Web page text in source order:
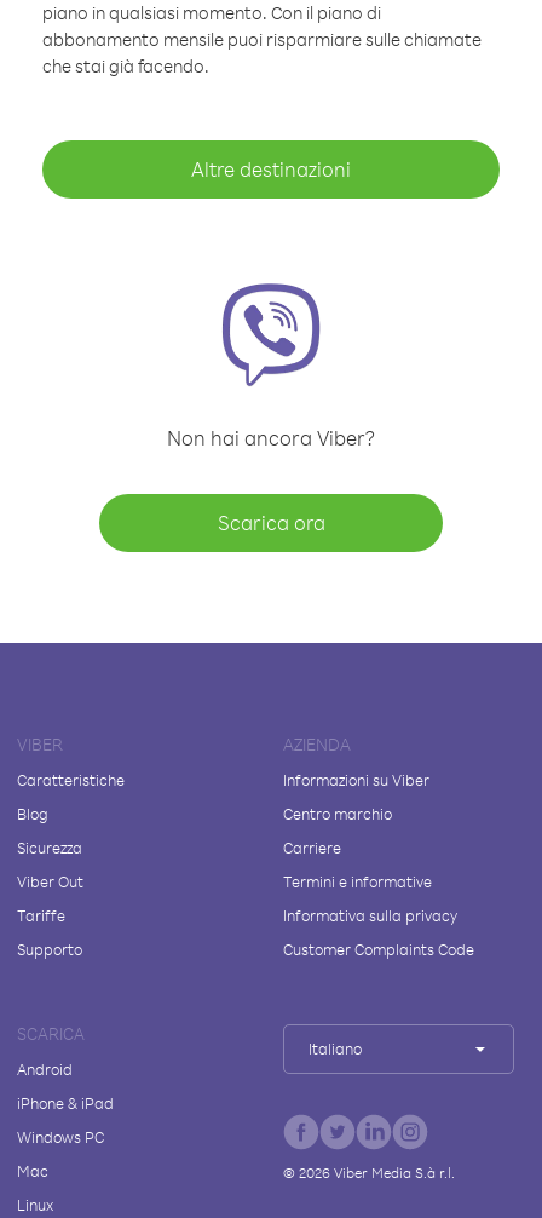
piano in qualsiasi momento. Con il piano di
abbonamento mensile puoi risparmiare sulle chiamate
che stai già facendo.
Altre destinazioni
Non hai ancora Viber?
Scarica ora
VIBER
Caratteristiche
Blog
Sicurezza
Viber Out
Tariffe
Supporto
AZIENDA
Informazioni su Viber
Centro marchio
Carriere
Termini e informative
Informativa sulla privacy
Customer Complaints Code
SCARICA
Android
iPhone & iPad
Windows PC
Mac
Linux
Italiano
© 2026Viber Media S.à r.l.